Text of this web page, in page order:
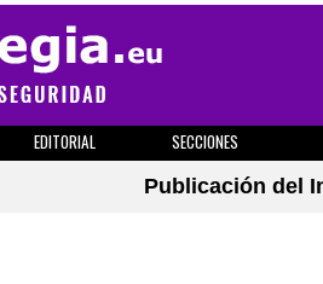
EDITORIAL SECCIONES
Publicación del